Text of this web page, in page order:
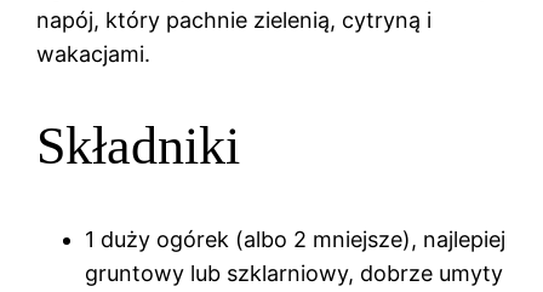
napój, który pachnie zielenią, cytryną i
wakacjami.
Składniki
1 duży ogórek (albo 2 mniejsze), najlepiej
gruntowy lub szklarniowy, dobrze umyty